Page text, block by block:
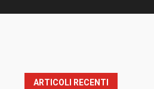
ARTICOLI RECENTI